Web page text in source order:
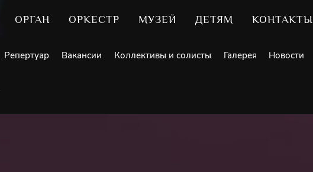
ОРГАН ОРКЕСТР МУЗЕЙ ДЕТЯМ КОНТАКТЫ
Репертуар Вакансии Коллективы и солисты Галерея Новости